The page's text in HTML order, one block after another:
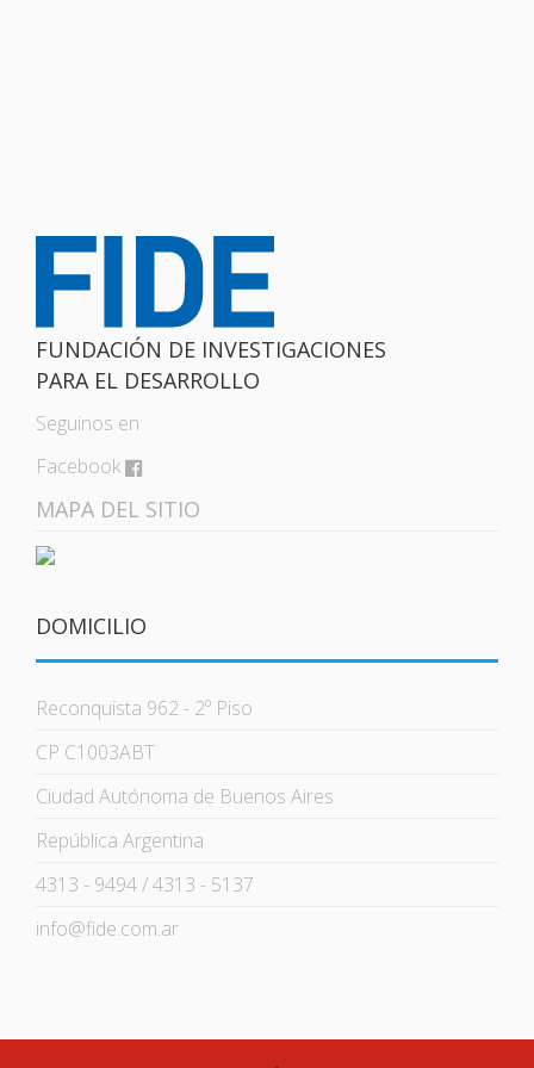
FUNDACIÓN DE INVESTIGACIONES
PARA EL DESARROLLO
Seguinos en
Facebook
MAPA DEL SITIO
DOMICILIO
Reconquista 962 - 2º Piso
CP C1003ABT
Ciudad Autónoma de Buenos Aires
República Argentina
4313 - 9494 / 4313 - 5137
info@fide.com.ar